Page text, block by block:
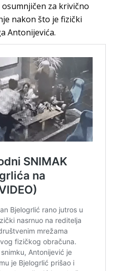
za krivično
nakon što je fizički
Antonijevića.